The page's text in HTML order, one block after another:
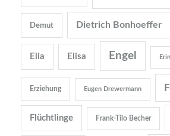
Demut Dietrich Bonhoeffer
Elia Elisa Engel
Erziehung Eugen Drewermann
Flüchtlinge Frank-Tilo Becher